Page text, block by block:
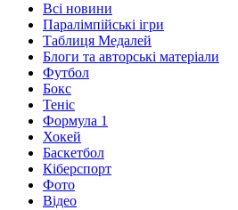
Всі новини
Паралімпійські ігри
Таблиця Медалей
Блоги та авторські матеріали
Футбол
Бокс
Теніс
Формула 1
Хокей
Баскетбол
Кіберспорт
Фото
Відео